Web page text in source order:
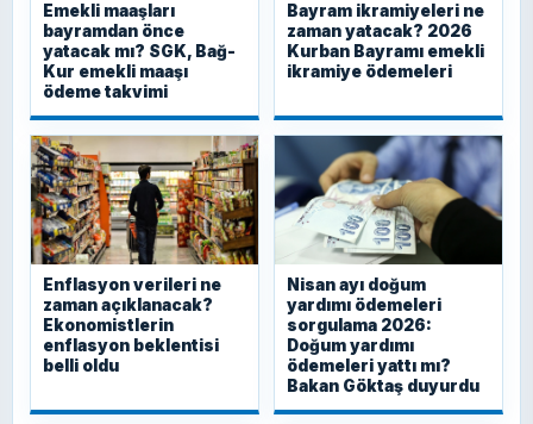
Emekli maaşları
bayramdan önce
yatacak mı? SGK, Bağ-
Kur emekli maaşı
ödeme takvimi
Bayram ikramiyeleri ne
zaman yatacak? 2026
Kurban Bayramı emekli
ikramiye ödemeleri
Enflasyon verileri ne
zaman açıklanacak?
Ekonomistlerin
enflasyon beklentisi
belli oldu
Nisan ayı doğum
yardımı ödemeleri
sorgulama 2026:
Doğum yardımı
ödemeleri yattı mı?
Bakan Göktaş duyurdu